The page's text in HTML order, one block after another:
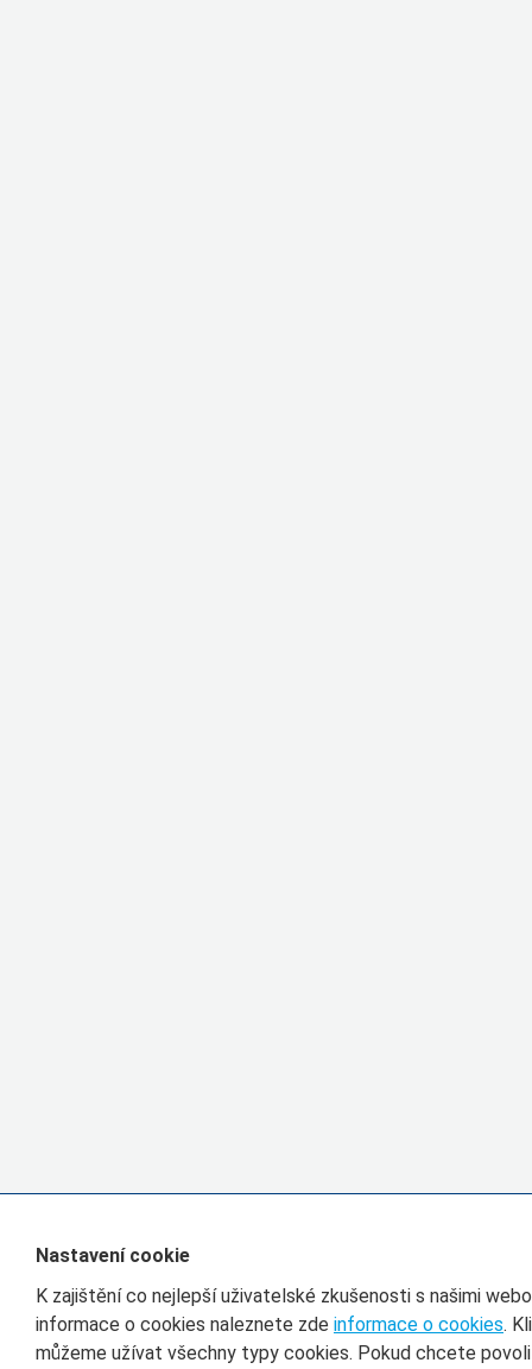
Nastavení cookie
K zajištění co nejlepší uživatelské zkušenosti s našimi
informace o cookies naleznete zde informace o cookies.
můžeme užívat všechny typy cookies. Pokud chcete